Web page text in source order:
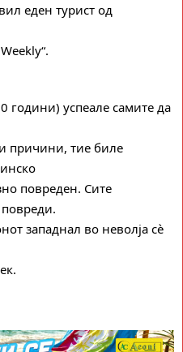
еден турист од
години) успеале самите да
причини, тие биле
повреден. Сите
западнал во неволја сè